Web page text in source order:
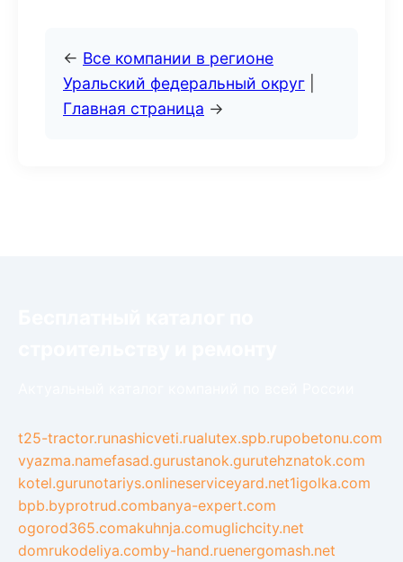
← Все компании в регионе
Уральский федеральный округ
Главная страница →
t25-tractor.runashicveti.rualutex.spb.rupobetonu.com
vyazma.namefasad.gurustanok.gurutehznatok.com
kotel.gurunotariys.onlineserviceyard.net1igolka.com
bpb.byprotrud.combanya-expert.com
ogorod365.comakuhnja.comuglichcity.net
domrukodeliya.comby-hand.ruenergomash.net